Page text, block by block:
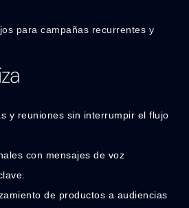
para campañas recurrentes y
y reuniones sin interrumpir el flujo
con mensajes de voz
de productos a audiencias